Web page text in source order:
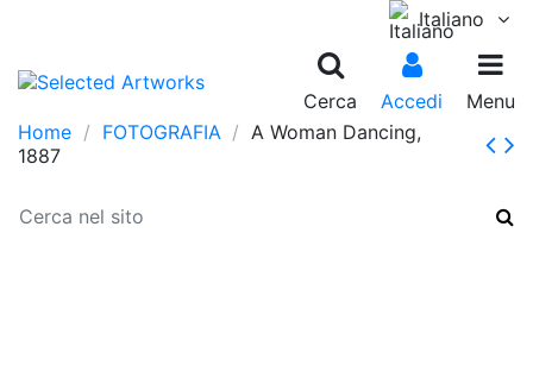
Italiano
Cerca Accedi
Menu
Home
FOTOGRAFIA
A Woman Dancing,
1887